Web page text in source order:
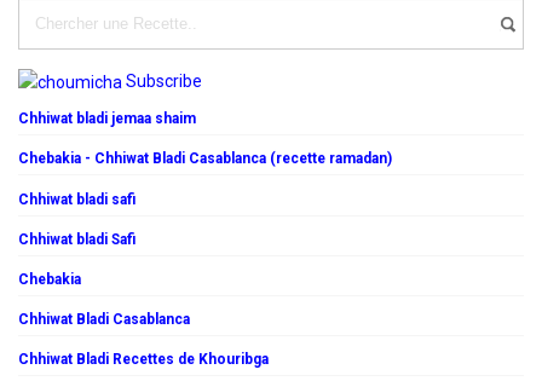
Subscribe
Chhiwat bladi jemaa shaim
Chebakia - Chhiwat Bladi Casablanca (recette ramadan)
Chhiwat bladi safi
Chhiwat bladi Safi
Chebakia
Chhiwat Bladi Casablanca
Chhiwat Bladi Recettes de Khouribga